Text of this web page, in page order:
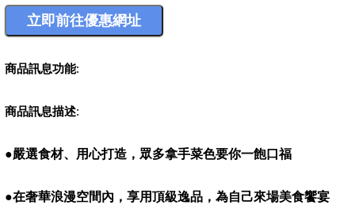
商品訊息功能:
商品訊息描述:
●嚴選食材、用心打造，眾多拿手菜色要你一飽口福
●在奢華浪漫空間內，享用頂級逸品，為自己來場美食饗宴